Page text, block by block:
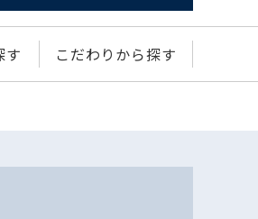
す こだわりから探す